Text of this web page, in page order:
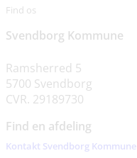
Find os
Svendborg Kommune
Ramsherred 5
5700 Svendborg
CVR. 29189730
Find en afdeling
Kontakt Svendborg Kommune